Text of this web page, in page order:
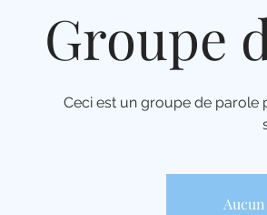
Groupe
Ceci est un groupe de parole